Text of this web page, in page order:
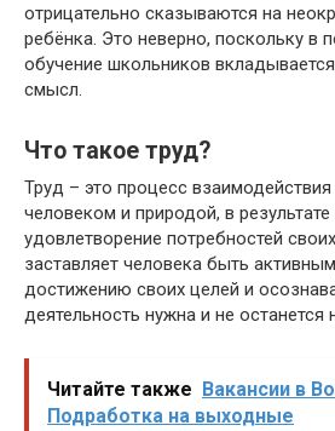
отрицательно сказываются на
ребёнка. Это неверно, поскольку в
обучение школьников
смысл.
Что такое труд?
Труд – это процесс
человеком и природой, в
удовлетворение потребностей
заставляет человека быть
достижению своих целей и
деятельность нужна и не останется
Читайте также Вакансии в
Подработка на выходные